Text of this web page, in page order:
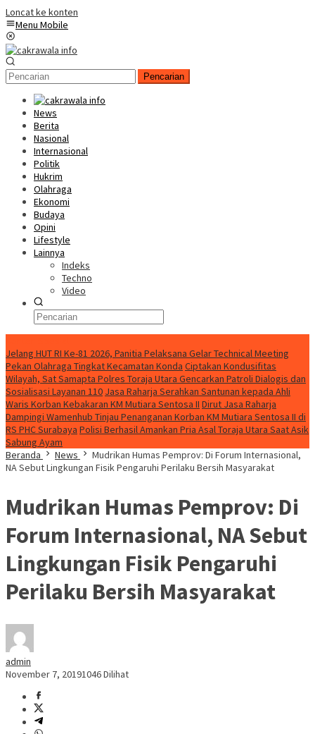
Loncat ke konten
Menu Mobile
Pencarian
News
Berita
Nasional
Internasional
Politik
Hukrim
Olahraga
Ekonomi
Budaya
Opini
Lifestyle
Lainnya
Indeks
Techno
Video
Jelang HUT RI Ke-81 2026, Panitia Pelaksana Gelar Technical Meeting
Pekan Olahraga Tingkat Kecamatan Konda Ciptakan Kondusifitas
Wilayah, Sat Samapta Polres Toraja Utara Gencarkan Patroli Dialogis dan
Sosialisasi Layanan 110 Jasa Raharja Serahkan Santunan kepada Ahli
Waris Korban Kebakaran KM Mutiara Sentosa II Dirut Jasa Raharja
Dampingi Wamenhub Tinjau Penanganan Korban KM Mutiara Sentosa II di
RS PHC Surabaya Polisi Berhasil Amankan Pria Asal Toraja Utara Saat Asik
Sabung Ayam
Beranda
News
Mudrikan Humas Pemprov: Di Forum Internasional,
NA Sebut Lingkungan Fisik Pengaruhi Perilaku Bersih Masyarakat
Mudrikan Humas Pemprov: Di
Forum Internasional, NA Sebut
Lingkungan Fisik Pengaruhi
Perilaku Bersih Masyarakat
admin
November 7, 20191046 Dilihat